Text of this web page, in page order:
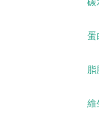
碳
蛋
脂
維